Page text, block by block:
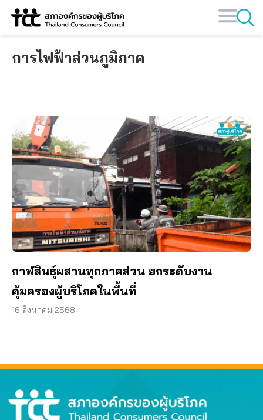
Skip
การไฟฟ้าส่วนภูมิภาค
กาฬสินธุ์ผสานทุกภาคส่วน ยกระดับงาน
คุ้มครองผู้บริโภคในพื้นที่
16 สิงหาคม 2568